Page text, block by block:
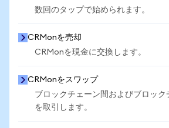
数回のタップで始められます。
CRMonを売却
CRMonを現金に交換します。
CRMonをスワップ
ブロックチェーン間およびブロッ
を取引します。